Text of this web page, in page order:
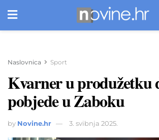
Naslovnica Sport
Kvarner u produžetku
pobjede u Zaboku
by Novine.hr 3. svibnja 2025.